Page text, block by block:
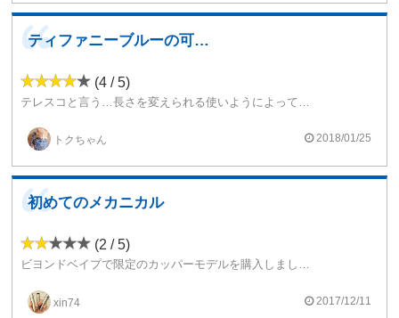
ティファニーブルーの可愛子ちゃん
(4 / 5)
うちの他のチューブと比べても、問題点は少なく…
アルミボディになるので、軽いんです(*^▽^*)
まぁ一回自分のミスで通電し続けてしまった事もありますけど…
普通に使えば問題ないと思いますよ〜(*^▽^*)←バッテリー反対にセットしたのです:(；ﾞﾟ\'ωﾟ\'):
現在他にも安価なチューブが出てますので、今更感はありますが…
自分はこれが欲しくて買いました。
トクちゃん 2018/01/25
初めてのメカニカル
(2 / 5)
ビヨンドベイプで限定のカッパーモデルを購入しました。
安心設計でメカデビューとしてはオススメできますが、その後ハイブリッド接続のメカニカルチューブを何個も買って思ったことですが、ビーコンのデザインが気に入らない限り、安心設計とか安いだけで選ばない方がいいです。今はダサいと思い使っていません。
メカチューブはハイブリッド接続であろうと自分がカッコイイと思った物を買った方がいいと教えてくれたmodです。
xin74 2017/12/11